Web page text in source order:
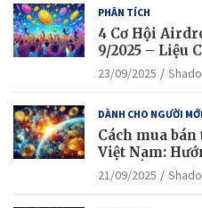
PHÂN TÍCH
4 Cơ Hội
9/2025 – Liệu
23/09/2025
DÀNH CHO NGƯỜI MỚI
Cách mua
Việt Nam:
mới bắt đầu
21/09/2025